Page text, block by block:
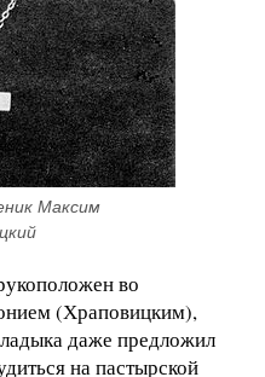
Максим
во
(Храповицким),
даже предложил
на пастырской